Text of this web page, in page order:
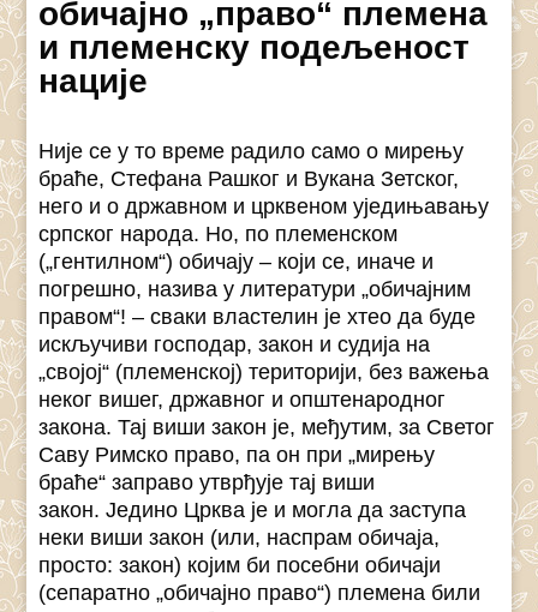
обичајно „право“ племена
и племенску подељеност
нације
Није се у то време радило само о мирењу
браће, Стефана Рашког и Вукана Зетског,
него и о државном и црквеном уједињавању
српског народа. Но, по племенском
(„гентилном“) обичају – који се, иначе и
погрешно, назива у литератури „обичајним
правом“! – сваки властелин је хтео да буде
искључиви господар, закон и судија на
„својој“ (племенској) територији, без важења
неког вишег, државног и општенародног
закона. Тај виши закон је, међутим, за Светог
Саву Римско право, па он при „мирењу
браће“ заправо утврђује тај виши
закон. Једино Црква је и могла да заступа
неки виши закон (или, наспрам обичаја,
просто: закон) којим би посебни обичаји
(сепаратно „обичајно право“) племена били